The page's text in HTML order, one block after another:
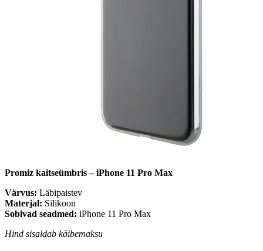
Promiz kaitseümbris – iPhone 11 Pro Max
Värvus: Läbipaistev
Materjal: Silikoon
Sobivad seadmed: iPhone 11 Pro Max
Hind sisaldab käibemaksu